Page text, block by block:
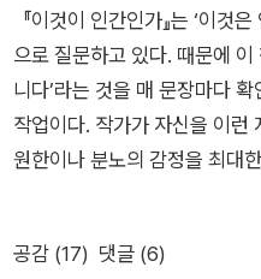
다. 이 책에 등장하는 인물들
땅에 묻혔다. 혹은 그들 스스
로써 그것을 땅에 묻어버렸다.
포들, 정치범들, 범죄자들, 크
구별되지 않으며 노예와도 같
인간성은 순수하고 오염되지
용소의 라이히스도이체들(아
수)은 위험의 시간들 속에서
요소가 증오와 몰이해의 복잡
되돌려 놓았다. 수용소 내부의
로 ‘굴복’뿐이었던 수용소 생
더 참혹한 것은 살아 돌아온
서도 과거의 비극이 기억으로
(47쪽). 정말 끔찍하지 않은
고 하는 신발 하나에 인간의 생
과학자의 냉철한 시선으로 프
이동에 필요한 걷기에 신발이
조근한 목소리로 들려준다. 한
한 집착은 또 어떤가. 전선에
족한 판에 나치가 인간이라고
다 붙잡혀 아우슈비츠로 보내
활은 참담하고, 끔찍하기도 해
도다. 하지만 작가는 자신의
로 덧칠하지 않았다. 이성과 사
름이다. 이 기록이 가지고 있는
것에 있다.1월 26일. 우리는
다. 문명의 마지막 흔적은 우리
간'임을 잊지 말아야 지옥을
자신들의 체험을 통해 알려준
이 아니라 마음을 가지고 있
정으로 살 수 있다는 점을 깨
체험으로 깨우침을 전하는 이
『이것이 인간인가』는 ‘이것
으로 질문하고 있다. 때문에
니다’라는 것을 매 문장마다
작업이다. 작가가 자신을 이런
원한이나 분노의 감정을 최대
는 내내 인간이 얼마나 악해질
그 바닥을 확인하게 되고 끝내
공감 (17) 댓글 (6)